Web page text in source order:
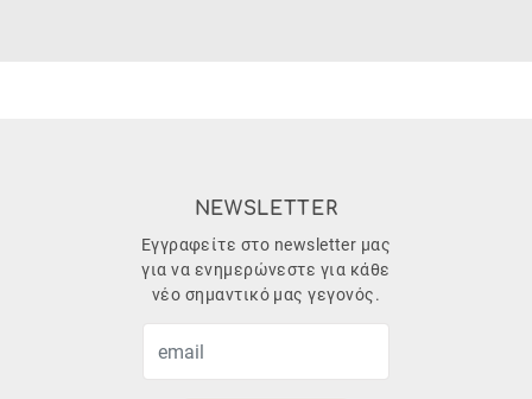
NEWSLETTER
Εγγραφείτε στο newsletter μας
για να ενημερώνεστε για κάθε
νέο σημαντικό μας γεγονός.